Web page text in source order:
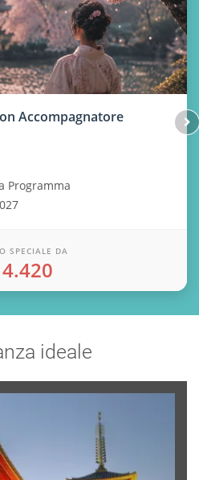
Accompagnatore
Programma
SPECIALE DA
ideale